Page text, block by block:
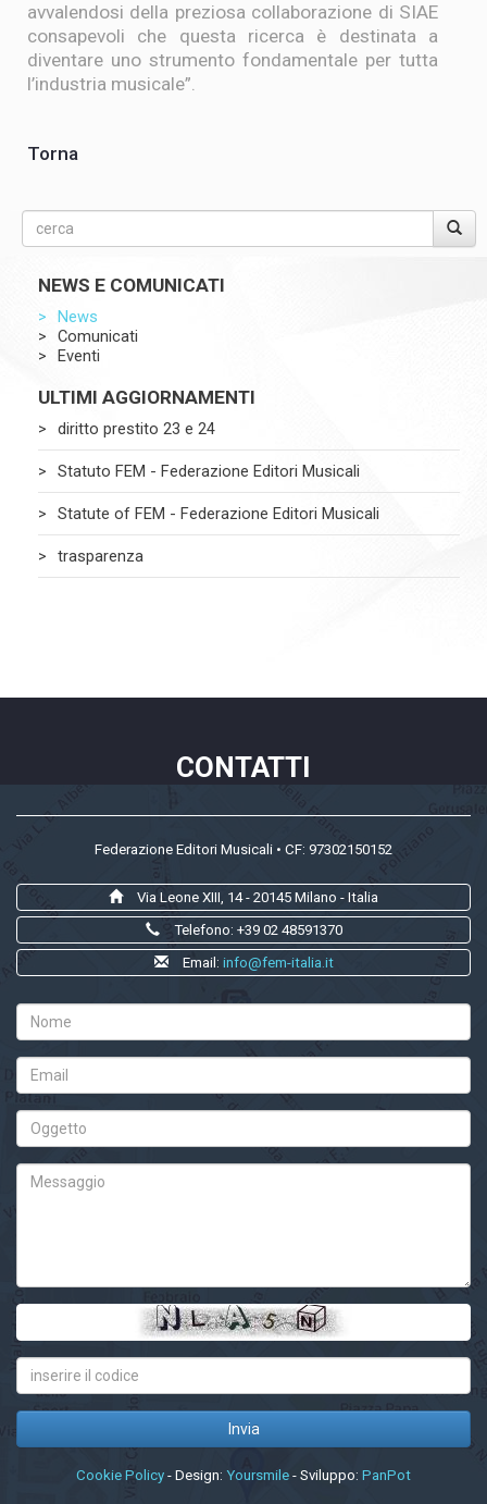
avvalendosi della preziosa collaborazione di SIAE
consapevoli che questa ricerca è destinata a
diventare uno strumento fondamentale per tutta
l’industria musicale”.
Torna
NEWS E COMUNICATI
News
Comunicati
Eventi
ULTIMI AGGIORNAMENTI
diritto prestito 23 e 24
Statuto FEM - Federazione Editori Musicali
Statute of FEM - Federazione Editori Musicali
trasparenza
CONTATTI
Federazione Editori Musicali • CF: 97302150152
Via Leone XIII, 14 - 20145 Milano - Italia
Telefono: +39 02 48591370
Email: info@fem-italia.it
Cookie Policy - Design: Yoursmile - Sviluppo: PanPot